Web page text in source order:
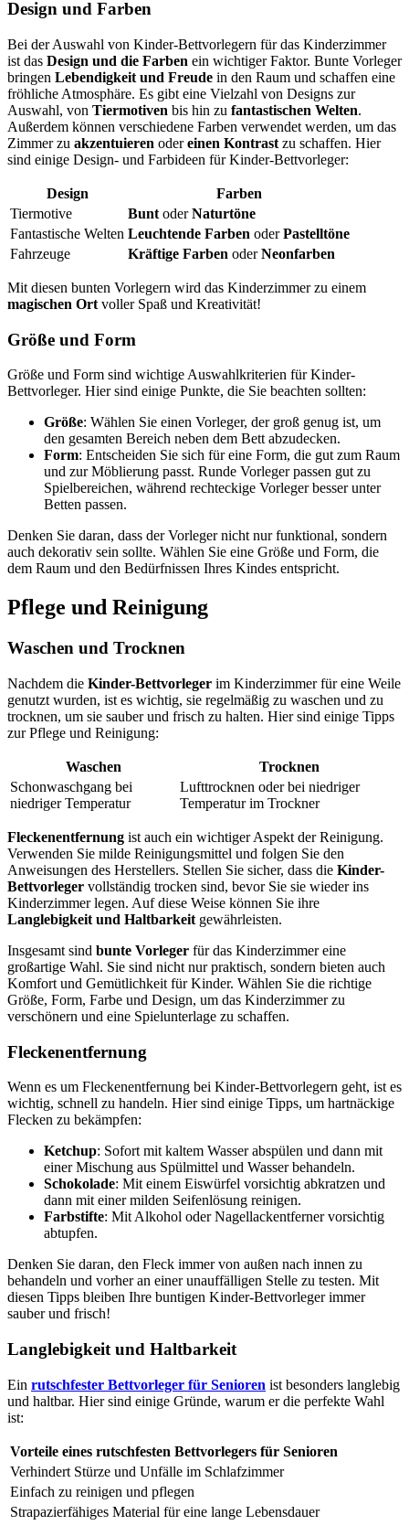
Design und Farben
Bei der Auswahl von Kinder-Bettvorlegern für das Kinderzimmer
ist das Design und die Farben ein wichtiger Faktor. Bunte Vorleger
bringen Lebendigkeit und Freude in den Raum und schaffen eine
fröhliche Atmosphäre. Es gibt eine Vielzahl von Designs zur
Auswahl, von Tiermotiven bis hin zu fantastischen Welten.
Außerdem können verschiedene Farben verwendet werden, um das
Zimmer zu akzentuieren odereinen Kontrast zu schaffen. Hier
sind einige Design- und Farbideen für Kinder-Bettvorleger:
Design
Farben
Tiermotive
Bunt oderNaturtöne
Fantastische Welten Leuchtende Farben oderPastelltöne
Fahrzeuge
Kräftige Farben oderNeonfarben
Mit diesen bunten Vorlegern wird das Kinderzimmer zu einem
magischen Ort voller Spaß und Kreativität!
Größe und Form
Größe und Form sind wichtige Auswahlkriterien für Kinder-
Bettvorleger. Hier sind einige Punkte, die Sie beachten sollten:
Größe: Wählen Sie einen Vorleger, der groß genug ist, um
den gesamten Bereich neben dem Bett abzudecken.
Form: Entscheiden Sie sich für eine Form, die gut zum Raum
und zur Möblierung passt. Runde Vorleger passen gut zu
Spielbereichen, während rechteckige Vorleger besser unter
Betten passen.
Denken Sie daran, dass der Vorleger nicht nur funktional, sondern
auch dekorativ sein sollte. Wählen Sie eine Größe und Form, die
dem Raum und den Bedürfnissen Ihres Kindes entspricht.
Pflege und Reinigung
Waschen und Trocknen
Nachdem die Kinder-Bettvorleger im Kinderzimmer für eine Weile
genutzt wurden, ist es wichtig, sie regelmäßig zu waschen und zu
trocknen, um sie sauber und frisch zu halten. Hier sind einige Tipps
zur Pflege und Reinigung:
Waschen
Trocknen
Schonwaschgang bei
niedriger Temperatur
Lufttrocknen oder bei niedriger
Temperatur im Trockner
Fleckenentfernung ist auch ein wichtiger Aspekt der Reinigung.
Verwenden Sie milde Reinigungsmittel und folgen Sie den
Anweisungen des Herstellers. Stellen Sie sicher, dass die Kinder-
Bettvorleger vollständig trocken sind, bevor Sie sie wieder ins
Kinderzimmer legen. Auf diese Weise können Sie ihre
Langlebigkeit und Haltbarkeit gewährleisten.
Insgesamt sind bunte Vorleger für das Kinderzimmer eine
großartige Wahl. Sie sind nicht nur praktisch, sondern bieten auch
Komfort und Gemütlichkeit für Kinder. Wählen Sie die richtige
Größe, Form, Farbe und Design, um das Kinderzimmer zu
verschönern und eine Spielunterlage zu schaffen.
Fleckenentfernung
Wenn es um Fleckenentfernung bei Kinder-Bettvorlegern geht, ist es
wichtig, schnell zu handeln. Hier sind einige Tipps, um hartnäckige
Flecken zu bekämpfen:
Ketchup: Sofort mit kaltem Wasser abspülen und dann mit
einer Mischung aus Spülmittel und Wasser behandeln.
Schokolade: Mit einem Eiswürfel vorsichtig abkratzen und
dann mit einer milden Seifenlösung reinigen.
Farbstifte: Mit Alkohol oder Nagellackentferner vorsichtig
abtupfen.
Denken Sie daran, den Fleck immer von außen nach innen zu
behandeln und vorher an einer unauffälligen Stelle zu testen. Mit
diesen Tipps bleiben Ihre buntigen Kinder-Bettvorleger immer
sauber und frisch!
Langlebigkeit und Haltbarkeit
Ein rutschfester Bettvorleger für Senioren ist besonders langlebig
und haltbar. Hier sind einige Gründe, warum er die perfekte Wahl
ist:
Vorteile eines rutschfesten Bettvorlegers für Senioren
Verhindert Stürze und Unfälle im Schlafzimmer
Einfach zu reinigen und pflegen
Strapazierfähiges Material für eine lange Lebensdauer